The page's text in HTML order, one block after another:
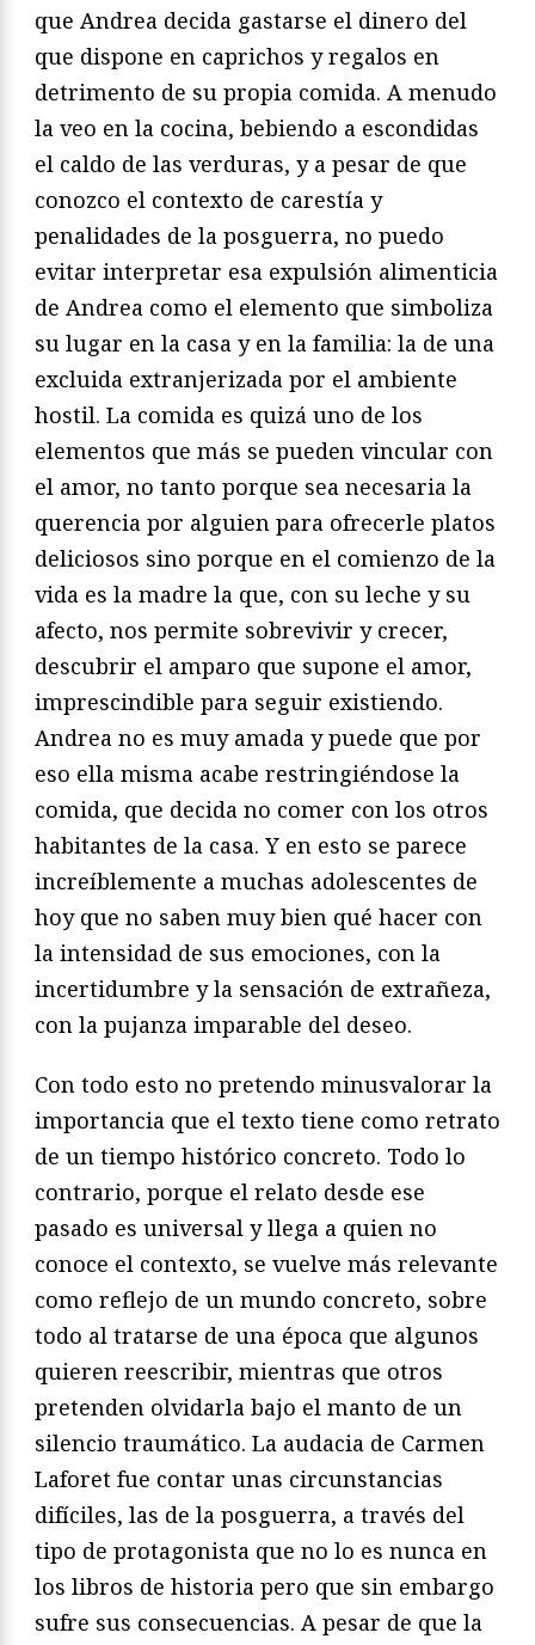
que Andrea decida gastarse el dinero del
que dispone en caprichos y regalos en
detrimento de su propia comida. A menudo
la veo en la cocina, bebiendo a escondidas
el caldo de las verduras, y a pesar de que
conozco el contexto de carestía y
penalidades de la posguerra, no puedo
evitar interpretar esa expulsión alimenticia
de Andrea como el elemento que simboliza
su lugar en la casa y en la familia: la de una
excluida extranjerizada por el ambiente
hostil. La comida es quizá uno de los
elementos que más se pueden vincular con
el amor, no tanto porque sea necesaria la
querencia por alguien para ofrecerle platos
deliciosos sino porque en el comienzo de la
vida es la madre la que, con su leche y su
afecto, nos permite sobrevivir y crecer,
descubrir el amparo que supone el amor,
imprescindible para seguir existiendo.
Andrea no es muy amada y puede que por
eso ella misma acabe restringiéndose la
comida, que decida no comer con los otros
habitantes de la casa. Y en esto se parece
increíblemente a muchas adolescentes de
hoy que no saben muy bien qué hacer con
la intensidad de sus emociones, con la
incertidumbre y la sensación de extrañeza,
con la pujanza imparable del deseo.
Con todo esto no pretendo minusvalorar la
importancia que el texto tiene como retrato
de un tiempo histórico concreto. Todo lo
contrario, porque el relato desde ese
pasado es universal y llega a quien no
conoce el contexto, se vuelve más relevante
como reflejo de un mundo concreto, sobre
todo al tratarse de una época que algunos
quieren reescribir, mientras que otros
pretenden olvidarla bajo el manto de un
silencio traumático. La audacia de Carmen
Laforet fue contar unas circunstancias
difíciles, las de la posguerra, a través del
tipo de protagonista que no lo es nunca en
los libros de historia pero que sin embargo
sufre sus consecuencias. A pesar de que la